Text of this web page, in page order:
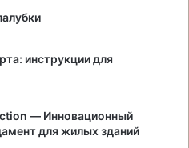
инструкции для
— Инновационный
для жилых зданий